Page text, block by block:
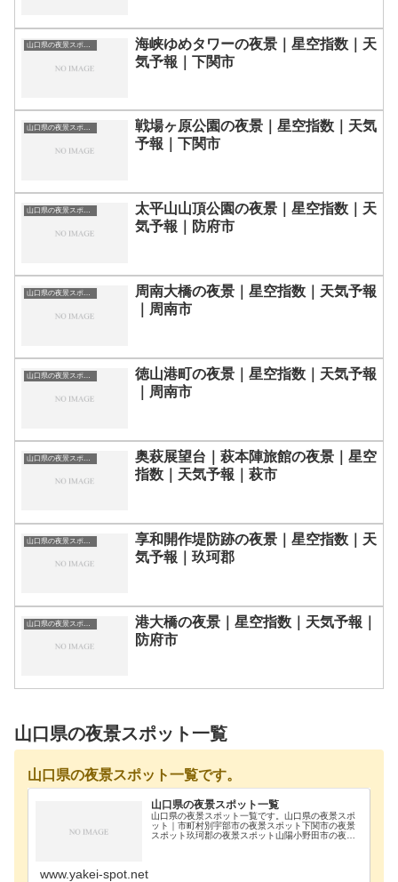
山口県の夜景スポット一覧
海峡ゆめタワーの夜景｜星空指数｜天
気予報｜下関市
山口県の夜景スポット一覧
戦場ヶ原公園の夜景｜星空指数｜天気
予報｜下関市
山口県の夜景スポット一覧
太平山山頂公園の夜景｜星空指数｜天
気予報｜防府市
山口県の夜景スポット一覧
周南大橋の夜景｜星空指数｜天気予報
｜周南市
山口県の夜景スポット一覧
徳山港町の夜景｜星空指数｜天気予報
｜周南市
山口県の夜景スポット一覧
奥萩展望台｜萩本陣旅館の夜景｜星空
指数｜天気予報｜萩市
山口県の夜景スポット一覧
享和開作堤防跡の夜景｜星空指数｜天
気予報｜玖珂郡
山口県の夜景スポット一覧
港大橋の夜景｜星空指数｜天気予報｜
防府市
山口県の夜景スポット一覧
山口県の夜景スポット一覧です。
山口県の夜景スポット一覧
山口県の夜景スポット一覧です。山口県の夜景スポ
ット｜市町村別宇部市の夜景スポット下関市の夜景
スポット玖珂郡の夜景スポット山陽小野田市の夜景
www.yakei-spot.net